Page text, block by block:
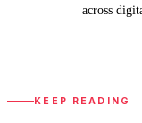
across
KEEP READING